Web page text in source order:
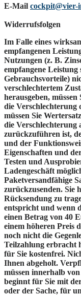
E-Mail cockpit@vier-
Widerrufsfolgen
Im Falle eines
empfangenen
Nutzungen (z. B.
empfangene Leistung
Gebrauchsvorteile)
verschlechtertem
herausgeben,
die Verschlechterung
müssen Sie
die Verschlechterung
zurückzuführen ist,
und der
Eigenschaften und
Testen und
Ladengeschäft
Paketversandfähige
zurückzusenden. Sie
Rücksendung zu
entspricht und wenn
einen Betrag von 40
einem höheren Preis
noch nicht die
Teilzahlung erbracht
für Sie kostenfrei.
Ihnen abgeholt.
müssen innerhalb
beginnt für Sie mit
oder der Sache, für